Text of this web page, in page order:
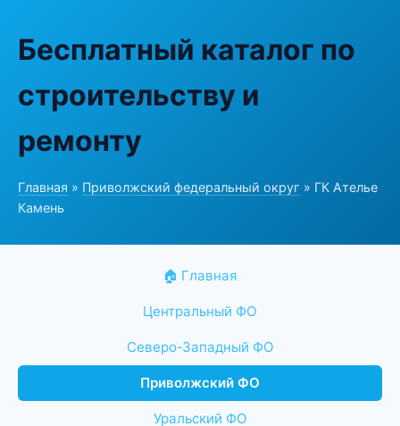
Бесплатный каталог по
строительству и
ремонту
Главная » Приволжский федеральный округ » ГК Ателье
Камень
🏠 Главная
Центральный ФО
Северо-Западный ФО
Приволжский ФО
Уральский ФО